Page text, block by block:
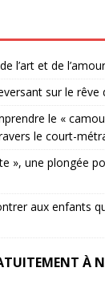
l’art et de l’amour
sur le rêve
le «
le court-
», une plongée
aux enfants
À